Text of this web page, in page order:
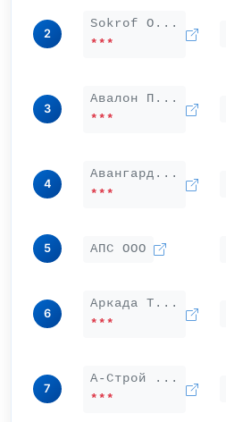
2
Sokrof О...
***
3
Авалон П...
***
4
Авангард...
***
5 АПС ООО
6
Аркада Т...
***
7
А-Строй ...
***